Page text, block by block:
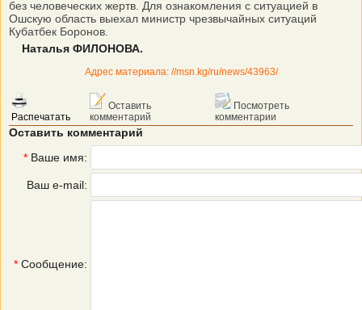
без человеческих жертв. Для ознакомления с ситуацией в
Ошскую область выехал министр чрезвычайных ситуаций
Кубатбек Боронов.
Наталья ФИЛОНОВА.
Адрес материала: //msn.kg/ru/news/43963/
Распечатать
Оставить
комментарий
Посмотреть
комментарии
Оставить комментарий
* Ваше имя:
Ваш e-mail:
* Сообщение: